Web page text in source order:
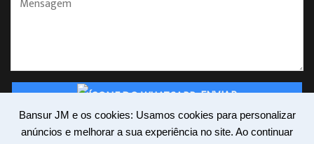
Bansur JM e os cookies: Usamos cookies para personalizar
anúncios e melhorar a sua experiência no site. Ao continuar
ENVIAR